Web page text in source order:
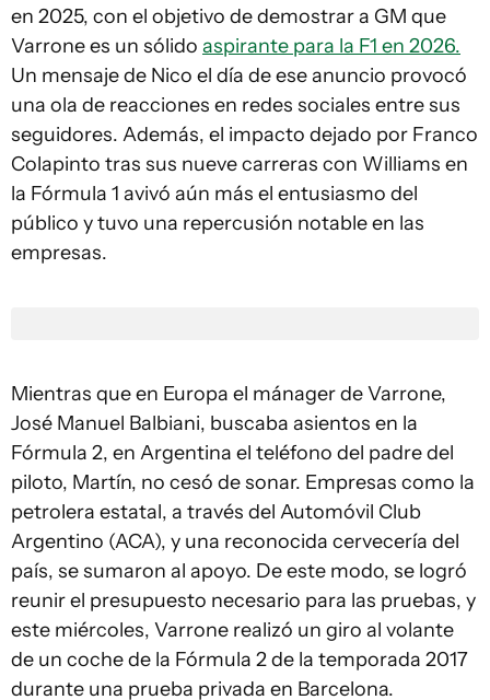
en 2025, con el objetivo de demostrar a GM que
Varrone es un sólido aspirante para la F1 en 2026.
Un mensaje de Nico el día de ese anuncio provocó
una ola de reacciones en redes sociales entre sus
seguidores. Además, el impacto dejado por Franco
Colapinto tras sus nueve carreras con Williams en
la Fórmula 1 avivó aún más el entusiasmo del
público y tuvo una repercusión notable en las
empresas.
Mientras que en Europa el mánager de Varrone,
José Manuel Balbiani, buscaba asientos en la
Fórmula 2, en Argentina el teléfono del padre del
piloto, Martín, no cesó de sonar. Empresas como la
petrolera estatal, a través del Automóvil Club
Argentino (ACA), y una reconocida cervecería del
país, se sumaron al apoyo. De este modo, se logró
reunir el presupuesto necesario para las pruebas, y
este miércoles, Varrone realizó un giro al volante
de un coche de la Fórmula 2 de la temporada 2017
durante una prueba privada en Barcelona.